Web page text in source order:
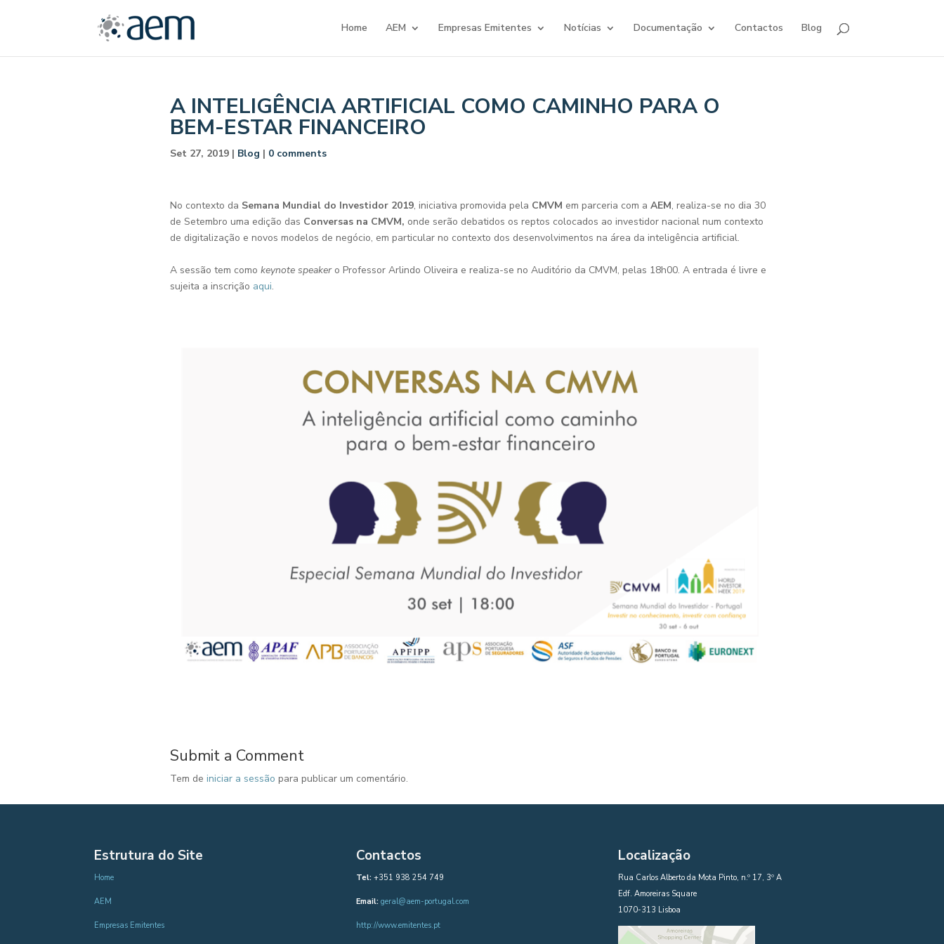
Home AEM Empresas Emitentes Notícias Documentação Contactos Blog
A INTELIGÊNCIA ARTIFICIAL COMO CAMINHO PARA O
BEM-ESTAR FINANCEIRO
Set 27, 2019| Blog | 0 comments
No contexto da Semana Mundial do Investidor 2019, iniciativa promovida pela CMVM em parceria com a AEM, realiza-se no dia 30
de Setembro uma edição das Conversas na CMVM, onde serão debatidos os reptos colocados ao investidor nacional num contexto
de digitalização e novos modelos de negócio, em particular no contexto dos desenvolvimentos na área da inteligência artificial.
A sessão tem como keynote speaker o Professor Arlindo Oliveira e realiza-se no Auditório da CMVM, pelas 18h00. A entrada é livre e
sujeita a inscrição aqui.
Submit a Comment
Tem de iniciar a sessão para publicar um comentário.
Estrutura do Site
Home
AEM
Empresas Emitentes
Contactos
Tel: +351 938 254 749
Email: geral@aem-portugal.com
http://www.emitentes.pt
Localização
Rua Carlos Alberto da Mota Pinto, n.º 17, 3º A
Edf. Amoreiras Square
1070-313 Lisboa